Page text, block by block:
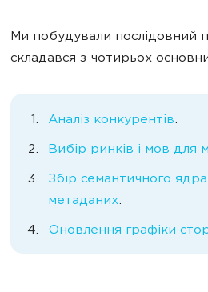
Ми побудували послідовний
складався з чотирьох
Аналіз конкурентів.
Вибір ринків і мов для
Збір семантичного ядра
метаданих.
Оновлення графіки